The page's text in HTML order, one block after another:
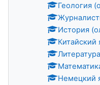
Геология
История
Немецкий